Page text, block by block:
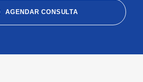
AGENDAR CONSULTA